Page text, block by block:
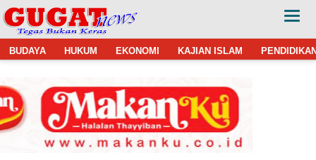
BUDAYA HUKUM EKONOMI KAJIAN ISLAM